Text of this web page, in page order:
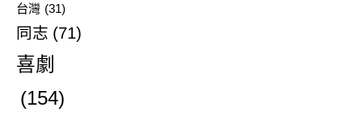
台灣 (31)
同志 (71)
喜劇
(154)